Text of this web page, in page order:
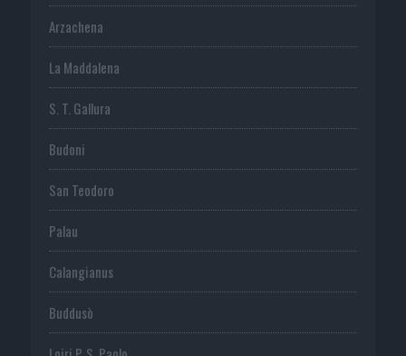
Arzachena
La Maddalena
S. T. Gallura
Budoni
San Teodoro
Palau
Calangianus
Buddusò